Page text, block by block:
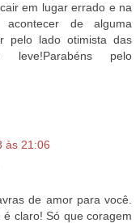
em lugar errado e na
de alguma
pelo lado otimista das
pelo
às 21:06
de amor para você.
claro! Só que coragem